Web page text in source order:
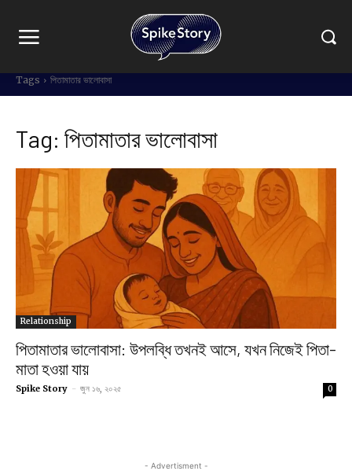
Tags পিতামাতার ভালোবাসা
Tag: পিতামাতার ভালোবাসা
Relationship
পিতামাতার ভালোবাসা: উপলব্ধি তখনই আসে, যখন নিজেই পিতা-
মাতা হওয়া যায়
Spike Story - জুন ১৬, ২০২৫ 0
- Advertisment -